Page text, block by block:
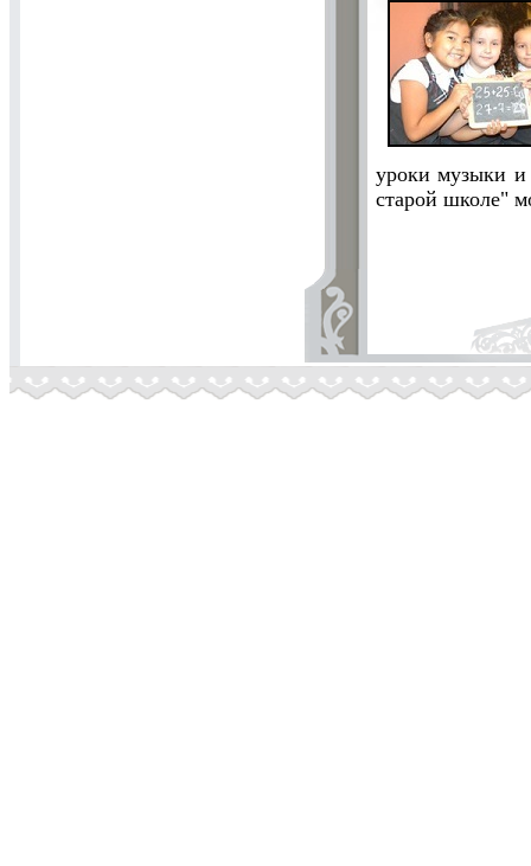
уроки музыки и
старой школе"